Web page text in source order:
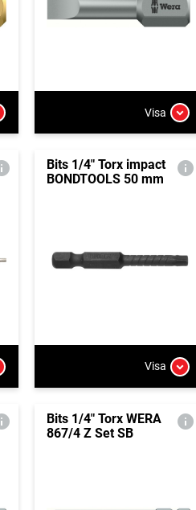
Visa
Bits 1/4" Torx impact
BONDTOOLS 50 mm
Visa
Bits 1/4" Torx WERA
867/4 Z Set SB